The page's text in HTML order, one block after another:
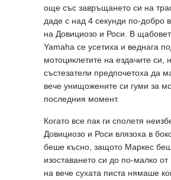
още със завръщането си на
даде с над 4 секунди по-добро
на Довициозо и Роси. В
Yamaha се усетиха и веднага
мотоциклетите на ездачите си,
състезатели предпочетоха да
вече унищожените си гуми за
последния момент.
Когато все пак ги сполетя
Довициозо и Роси влязоха в
беше късно, защото Маркес
изоставането си до по-малко от
на вече сухата писта нямаше